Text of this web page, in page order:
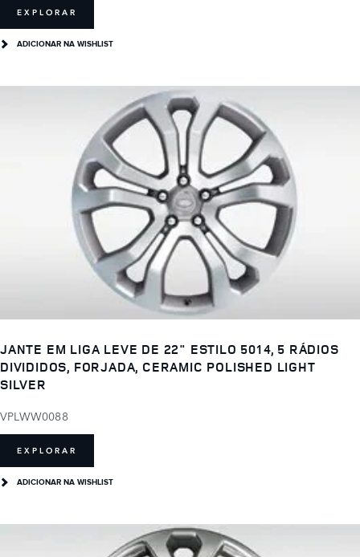
EXPLORAR
ADICIONAR NA WISHLIST
JANTE EM LIGA LEVE DE 22" ESTILO 5014, 5 RÁDIOS
DIVIDIDOS, FORJADA, CERAMIC POLISHED LIGHT
SILVER
VPLWW0088
EXPLORAR
ADICIONAR NA WISHLIST